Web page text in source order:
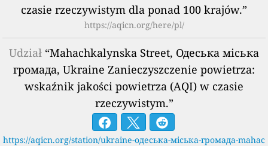
czasie rzeczywistym dla ponad 100 krajów.”
https://aqicn.org/here/pl/
Udział “Mahachkalynska Street, Одеська міська
громада, Ukraine Zanieczyszczenie powietrza:
wskaźnik jakości powietrza (AQI) w czasie
rzeczywistym.”
https://aqicn.org/station/ukraine-одеська-міська-громада-mahac